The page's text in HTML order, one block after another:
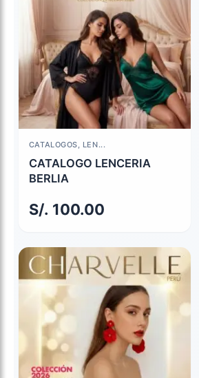
CATALOGOS, LEN...
CATALOGO LENCERIA
BERLIA
S/. 100.00